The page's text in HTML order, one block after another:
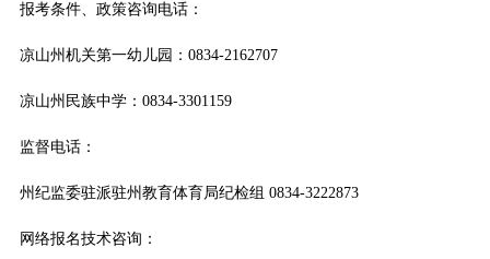
报考条件、政策咨询电话：
凉山州机关第一幼儿园：0834-2162707
凉山州民族中学：0834-3301159
监督电话：
州纪监委驻派驻州教育体育局纪检组 0834-3222873
网络报名技术咨询：